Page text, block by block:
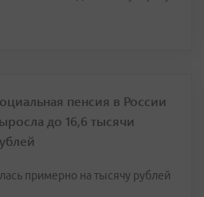
пенсия в России
до 16,6 тысячи
примерно на тысячу рублей